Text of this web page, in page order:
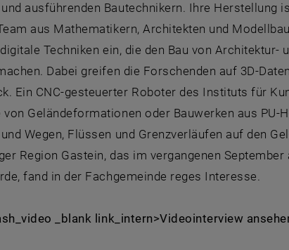
ausführenden Bautechnikern. Ihre Herstellung
aus Mathematikern, Architekten und
Techniken ein, die den Bau von Architektur-
Dabei greifen die Forschenden auf 3D-
Ein CNC-gesteuerter Roboter des Instituts für
Geländeformationen oder Bauwerken aus PU-
Wegen, Flüssen und Grenzverläufen auf den
Region Gastein, das im vergangenen September
fand in der Fachgemeinde reges Interesse.
_blank link_intern>Videointerview